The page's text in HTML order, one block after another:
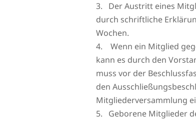
3. Der Austritt eines
durch schriftliche
Wochen.
4. Wenn ein Mitglied
kann es durch den
muss vor der
den
Mitgliederversammlung
5. Geborene Mitglieder